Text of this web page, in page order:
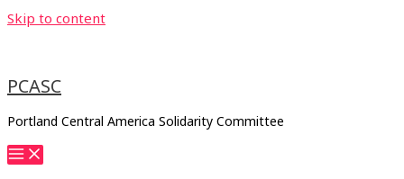
Skip to content
PCASC
Portland Central America Solidarity Committee